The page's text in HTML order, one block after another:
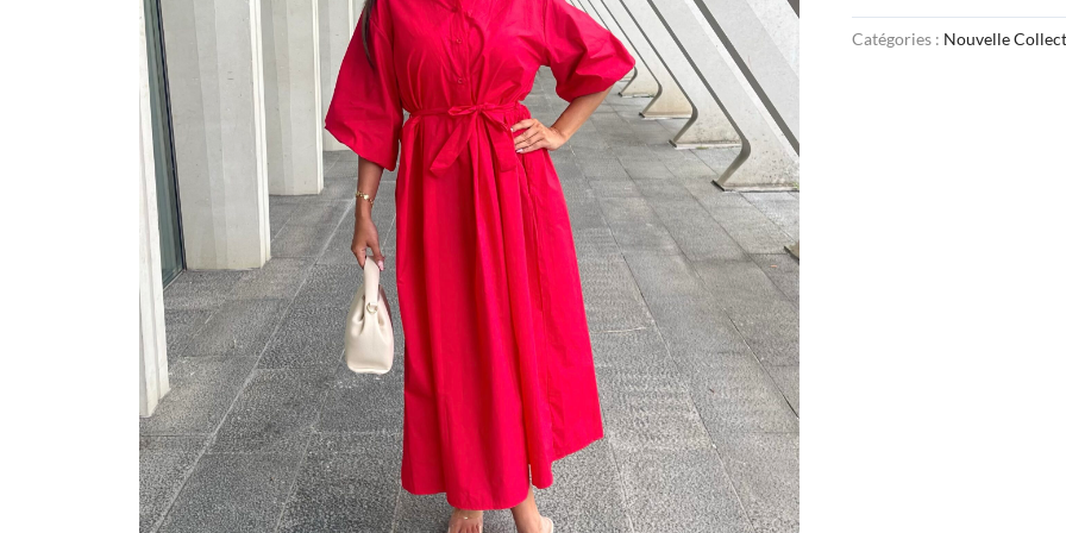
Catégories : Nouvelle